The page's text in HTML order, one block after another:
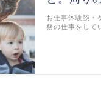
お仕事体験談・
務の仕事をして